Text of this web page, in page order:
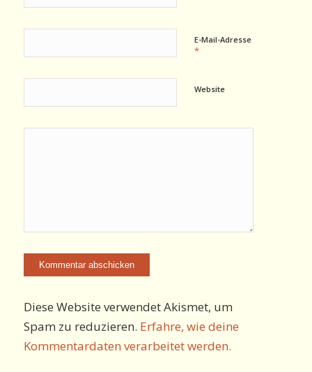
E-Mail-Adresse
*
Website
Diese Website verwendet Akismet, um
Spam zu reduzieren. Erfahre, wie deine
Kommentardaten verarbeitet werden.